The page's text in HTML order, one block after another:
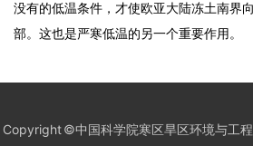
没有的低温条件，才使欧亚大陆冻土南界
部。这也是严寒低温的另一个重要作用。
Copyright ©中国科学院寒区旱区环境与工